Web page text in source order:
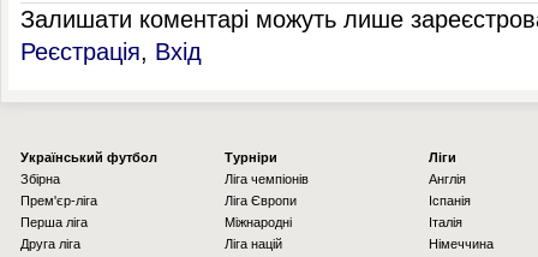
Залишати коментарі можуть лише
Реєстрація, Вхід
Українcький футбол
Збірна
Прем'єр-ліга
Перша ліга
Друга ліга
Турніри
Ліга чемпіонів
Ліга Європи
Міжнародні
Ліга націй
Ліги
Англія
Іспанія
Італія
Німеччина